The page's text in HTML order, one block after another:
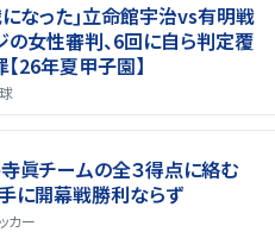
なった｣立命館宇治vs有明戦
の女性審判、6回に自ら判定覆
26年夏甲子園】
寺眞チームの全３得点に絡む
に開幕戦勝利ならず
カー